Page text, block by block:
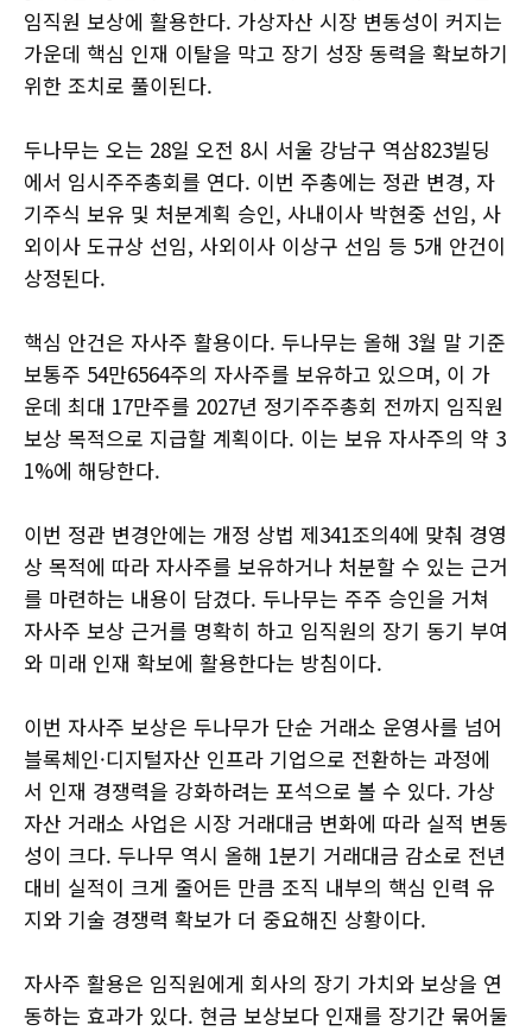
임직원 보상에 활용한다. 가상자산 시장 변동성이 커지는
가운데 핵심 인재 이탈을 막고 장기 성장 동력을 확보하기
위한 조치로 풀이된다.
두나무는 오는 28일 오전 8시 서울 강남구 역삼823빌딩
에서 임시주주총회를 연다. 이번 주총에는 정관 변경, 자
기주식 보유 및 처분계획 승인, 사내이사 박현중 선임, 사
외이사 도규상 선임, 사외이사 이상구 선임 등 5개 안건이
상정된다.
핵심 안건은 자사주 활용이다. 두나무는 올해 3월 말 기준
보통주 54만6564주의 자사주를 보유하고 있으며, 이 가
운데 최대 17만주를 2027년 정기주주총회 전까지 임직원
보상 목적으로 지급할 계획이다. 이는 보유 자사주의 약 3
1%에 해당한다.
이번 정관 변경안에는 개정 상법 제341조의4에 맞춰 경영
상 목적에 따라 자사주를 보유하거나 처분할 수 있는 근거
를 마련하는 내용이 담겼다. 두나무는 주주 승인을 거쳐
자사주 보상 근거를 명확히 하고 임직원의 장기 동기 부여
와 미래 인재 확보에 활용한다는 방침이다.
이번 자사주 보상은 두나무가 단순 거래소 운영사를 넘어
블록체인·디지털자산 인프라 기업으로 전환하는 과정에
서 인재 경쟁력을 강화하려는 포석으로 볼 수 있다. 가상
자산 거래소 사업은 시장 거래대금 변화에 따라 실적 변동
성이 크다. 두나무 역시 올해 1분기 거래대금 감소로 전년
대비 실적이 크게 줄어든 만큼 조직 내부의 핵심 인력 유
지와 기술 경쟁력 확보가 더 중요해진 상황이다.
자사주 활용은 임직원에게 회사의 장기 가치와 보상을 연
동하는 효과가 있다. 현금 보상보다 인재를 장기간 묶어둘